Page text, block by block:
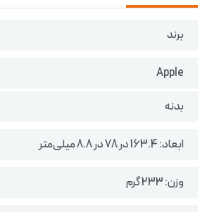
برند
Apple
بدنه
ابعاد: 163.4 در 78 در 8.8 میلی‌متر
وزن: 233 گرم